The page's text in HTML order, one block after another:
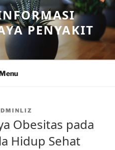
PENYAKIT
Obesitas pada
Hidup Sehat